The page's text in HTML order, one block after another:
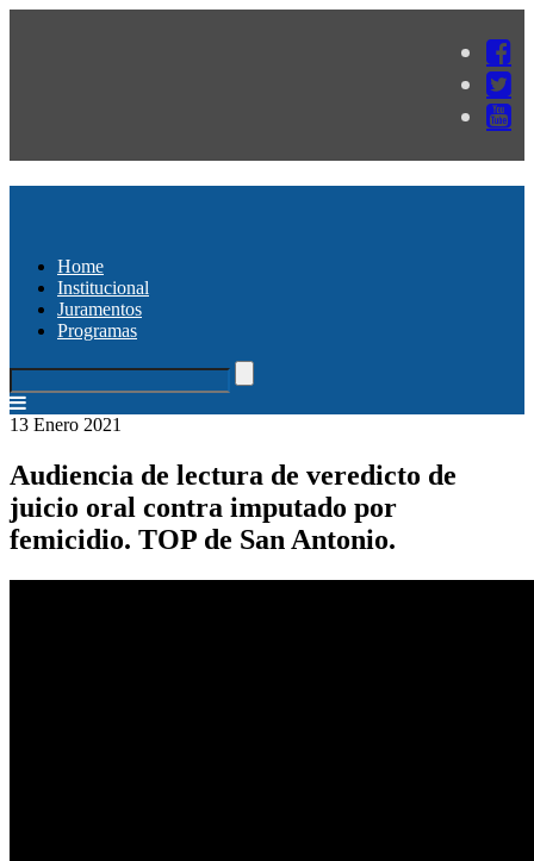
Home
Institucional
Juramentos
Programas
13 Enero 2021
Audiencia de lectura de veredicto de
juicio oral contra imputado por
femicidio. TOP de San Antonio.